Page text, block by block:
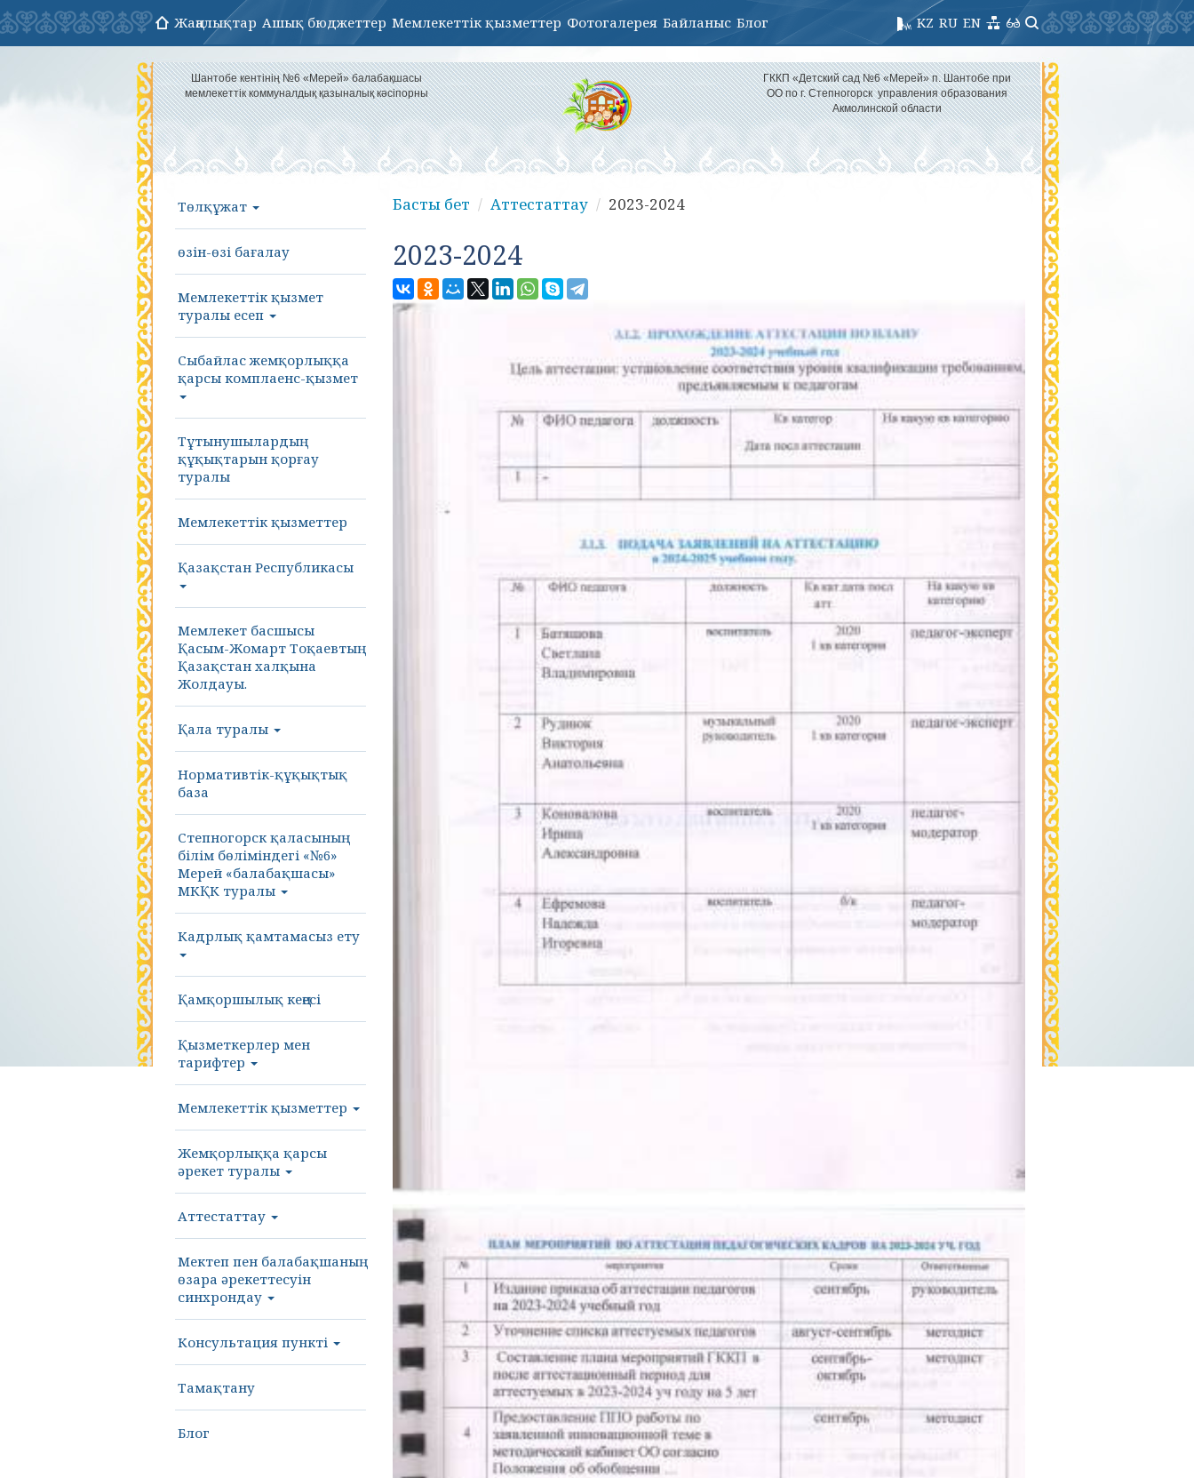
Жаңалықтар Ашық бюджеттер Мемлекеттік қызметтер Фотогалерея Байланыс Блог EN
RU
KZ
Шантобе кентінің №6 «Мерей» балабақшасы
мемлекеттік коммуналдық қазыналық кәсіпорны
ГККП «Детский сад №6 «Мерей» п. Шантобе при
ОО по г. Степногорск управления образования
Акмолинской области
Төлқұжат
өзін-өзі бағалау
Мемлекеттік қызмет
туралы есеп
Сыбайлас жемқорлыққа
қарсы комплаенс-қызмет
Тұтынушылардың
құқықтарын қорғау
туралы
Мемлекеттік қызметтер
Қазақстан Республикасы
Мемлекет басшысы
Қасым-Жомарт Тоқаевтың
Қазақстан халқына
Жолдауы.
Қала туралы
Нормативтік-құқықтық
база
Степногорск қаласының
білім бөліміндегі «№6»
Мерей «балабақшасы»
МКҚК туралы
Кадрлық қамтамасыз ету
Қамқоршылық кеңесі
Қызметкерлер мен
тарифтер
Мемлекеттік қызметтер
Жемқорлыққа қарсы
әрекет туралы
Аттестаттау
Мектеп пен балабақшаның
өзара әрекеттесуін
синхрондау
Консультация пункті
Тамақтану
Блог
Басты бет Аттестаттау 2023-2024
2023-2024